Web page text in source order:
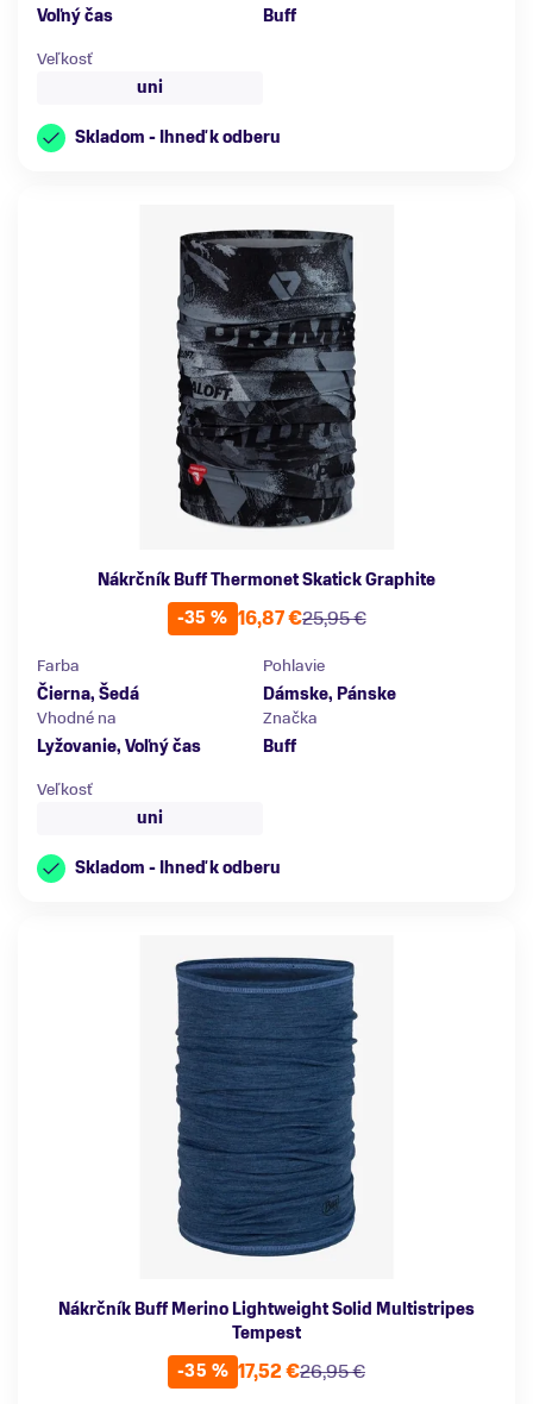
Voľný čas
Buff
Veľkosť
uni
Skladom - Ihneď k odberu
Nákrčník Buff Thermonet Skatick Graphite
-35 %
25,95 €
16,87 €
Farba
Čierna, Šedá
Pohlavie
Dámske, Pánske
Vhodné na
Lyžovanie, Voľný čas
Značka
Buff
Veľkosť
uni
Skladom - Ihneď k odberu
Nákrčník Buff Merino Lightweight Solid Multistripes
Tempest
-35 %
26,95 €
17,52 €